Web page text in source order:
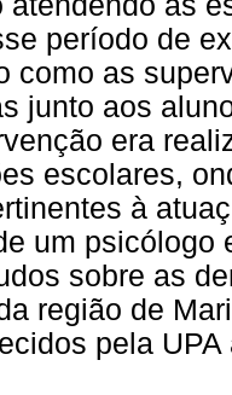
período de
como as
junto aos
era
escolares,
à
um psicólogo
sobre as
região de
pela